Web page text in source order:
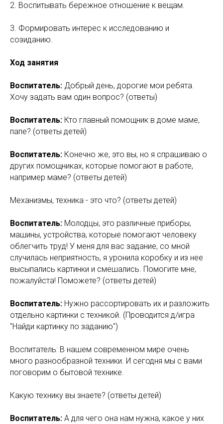
2. Воспитывать бережное отношение к вещам.
3. Формировать интерес к исследованию и
созиданию.
Ход занятия
Воспитатель: Добрый день, дорогие мои ребята.
Хочу задать вам один вопрос? (ответы)
Воспитатель: Кто главный помощник в доме маме,
папе? (ответы детей)
Воспитатель: Конечно же, это вы, но я спрашиваю о
других помощниках, которые помогают в работе,
например маме? (ответы детей)
Механизмы, техника - это что? (ответы детей)
Воспитатель: Молодцы, это различные приборы,
машины, устройства, которые помогают человеку
облегчить труд! У меня для вас задание, со мной
случилась неприятность, я уронила коробку и из нее
высыпались картинки и смешались. Помогите мне,
пожалуйста! Поможете? (ответы детей)
Воспитатель: Нужно рассортировать их и разложить
отдельно картинки с техникой. (Проводится д/игра
"Найди картинку по заданию")
Воспитатель: В нашем современном мире очень
много разнообразной техники. И сегодня мы с вами
поговорим о бытовой технике.
Какую технику вы знаете? (ответы детей)
Воспитатель: А для чего она нам нужна, какое у них